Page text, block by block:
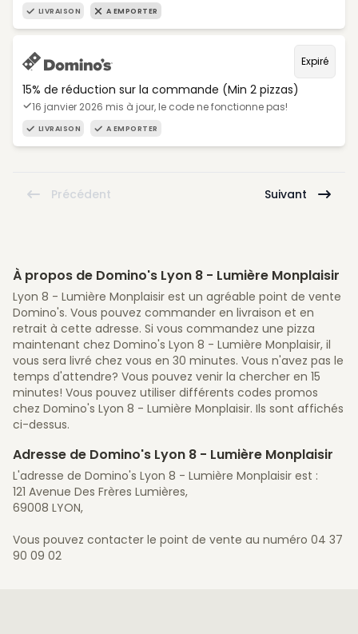
LIVRAISON A EMPORTER
Expiré
15% de réduction sur la commande (Min 2 pizzas)
16 janvier 2026 mis à jour, le code ne fonctionne pas!
LIVRAISON A EMPORTER
Précédent Suivant
À propos de Domino's Lyon 8 - Lumière Monplaisir
Lyon 8 - Lumière Monplaisir est un agréable point de vente
Domino's. Vous pouvez commander en livraison et en
retrait à cette adresse. Si vous commandez une pizza
maintenant chez Domino's Lyon 8 - Lumière Monplaisir, il
vous sera livré chez vous en 30 minutes. Vous n'avez pas le
temps d'attendre? Vous pouvez venir la chercher en 15
minutes! Vous pouvez utiliser différents codes promos
chez Domino's Lyon 8 - Lumière Monplaisir. Ils sont affichés
ci-dessus.
Adresse de Domino's Lyon 8 - Lumière Monplaisir
L'adresse de Domino's Lyon 8 - Lumière Monplaisir est :
121 Avenue Des Frères Lumières,
69008 LYON,
Vous pouvez contacter le point de vente au numéro 04 37
90 09 02